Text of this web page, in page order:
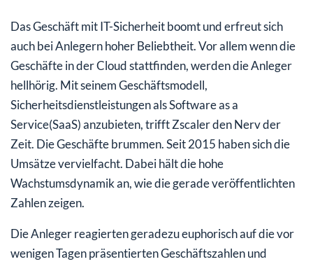
Angehobene Prognose lässt Anleger jubeln
Analysten sehen nur noch minimales Kurspotenzial
Das Geschäft mit IT-Sicherheit boomt und erfreut sich
auch bei Anlegern hoher Beliebtheit. Vor allem wenn die
Geschäfte in der Cloud stattfinden, werden die Anleger
hellhörig. Mit seinem Geschäftsmodell,
Sicherheitsdienstleistungen als Software as a
Service(SaaS) anzubieten, trifft Zscaler den Nerv der
Zeit. Die Geschäfte brummen. Seit 2015 haben sich die
Umsätze vervielfacht. Dabei hält die hohe
Wachstumsdynamik an, wie die gerade veröffentlichten
Zahlen zeigen.
Die Anleger reagierten geradezu euphorisch auf die vor
wenigen Tagen präsentierten Geschäftszahlen und